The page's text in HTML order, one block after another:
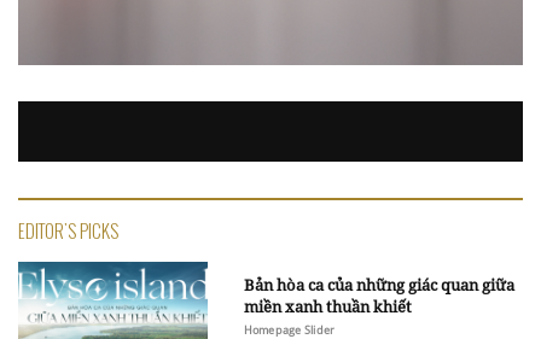
EDITOR'S PICKS
Bản hòa ca của những giác quan giữa
miền xanh thuần khiết
Homepage Slider